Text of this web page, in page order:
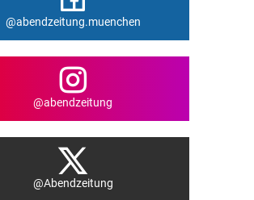
@abendzeitung.muenchen
@abendzeitung
@Abendzeitung